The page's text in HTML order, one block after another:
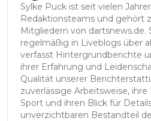
Sylke Puck ist seit vielen
Redaktionsteams und gehört
Mitgliedern von dartsnews.de.
regelmäßig in Liveblogs über
verfasst Hintergrundberichte
ihrer Erfahrung und
Qualität unserer
zuverlässige Arbeitsweise,
Sport und ihren Blick für
unverzichtbaren Bestandteil